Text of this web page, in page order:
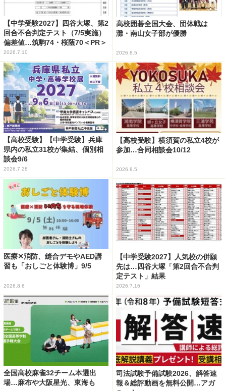
【中学受験2027】四谷大塚、第2
回合不合判定テスト（7/5実施）
偏差値…筑駒74・桜蔭70＜PR＞
2026.7.10
高校囲碁全国大会、団体戦は
灘・南山女子部が優勝
2026.8.5
【高校受験】【中学受験】兵庫
県内の私立31校が集結、個別相
談会9/6
2026.7.28
【高校受験】横須賀の私立4校が
参加…合同相談会10/12
2026.8.5
医療✕消防、縫合デモやAED講
習も「おしごと体験博」9/5
2026.8.6
【中学受験2027】人気校の併願
先は…四谷大塚「第2回合不合判
定テスト」結果
2026.7.16
全国高校麻雀32チーム本選出
場…麻布や大阪星光、東海も
司法試験予備試験2026、解答速
報＆総評動画を無料公開…アガ